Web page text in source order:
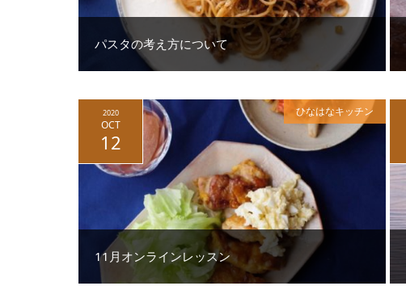
パスタの考え方について
11月オンラインレッスン
2020
OCT
12
ひなはなキッチン